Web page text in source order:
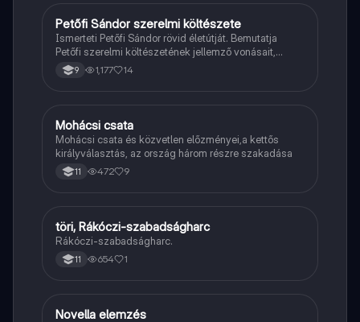
Magyar
Petőfi Sándor szerelmi költészete
Ismerteti Petőfi Sándor rövid életútját. Bemutatja
Petőfi szerelmi költészetének jellemző vonásait,
vereseinek ihletőit és külön kitér a hitvesi
költészetére.
9 1,177 14
Töri
Mohácsi csata
Mohácsi csata és közvetlen előzményei,a kettős
királyválasztás, az ország három részre szakadása
11 472 9
Töri
töri, Rákóczi-szabadságharc
Rákóczi-szabadságharc.
11 654 1
Magyar
Novella elemzés